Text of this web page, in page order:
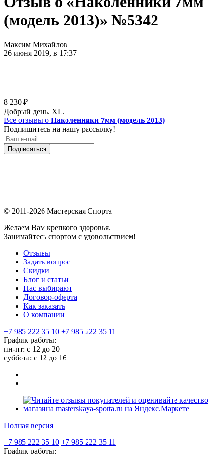
(модель 2013)» №5342
Максим Михайлов
26 июня 2019, в 17:37
8 230 ₽
Добрый день. XL.
Все отзывы о Наколенники 7мм (модель 2013)
Подпишитесь на нашу рассылку!
Подписаться
© 2011-2026 Мастерская Спорта
Желаем Вам крепкого здоровья.
Занимайтесь спортом с удовольствием!
Отзывы
Задать вопрос
Скидки
Блог и статьи
Нас выбирают
Договор-оферта
Как заказать
О компании
+7 985 222 35 10 +7 985 222 35 11
График работы:
пн-пт: с 12 до 20
суббота: c 12 до 16
Полная версия
+7 985 222 35 10 +7 985 222 35 11
График работы: